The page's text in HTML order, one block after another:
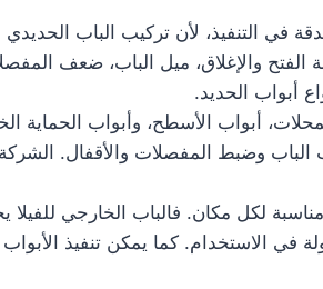
في التنفيذ، لأن تركيب الباب
والإغلاق، ميل الباب، ضعف
أبواب الحديد.
أبواب الأسطح، وأبواب الحماية
الباب وضبط المفصلات والأقفال.
لكل مكان. فالباب الخارجي للفيلا
في الاستخدام. كما يمكن تنفيذ